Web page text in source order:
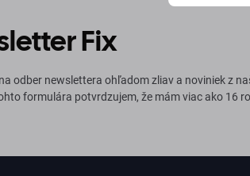
Fix
odber newslettera ohľadom zliav a noviniek z
formulára potvrdzujem, že mám viac ako 16